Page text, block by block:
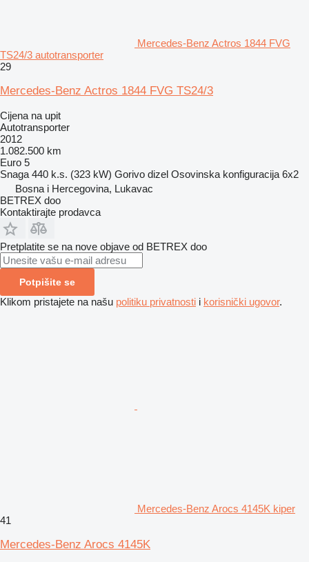
Mercedes-Benz Actros 1844 FVG
TS24/3 autotransporter
29
Mercedes-Benz Actros 1844 FVG TS24/3
Cijena na upit
Autotransporter
2012
1.082.500 km
Euro 5
Snaga 440 k.s. (323 kW) Gorivo dizel Osovinska konfiguracija 6x2
Bosna i Hercegovina, Lukavac
BETREX doo
Kontaktirajte prodavca
Pretplatite se na nove objave od BETREX doo
Potpišite se
Klikom pristajete na našu politiku privatnosti i korisnički ugovor.
Mercedes-Benz Arocs 4145K kiper
41
Mercedes-Benz Arocs 4145K